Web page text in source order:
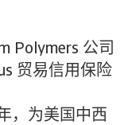
Polymers 公司
贸易信用保险
，为美国中西